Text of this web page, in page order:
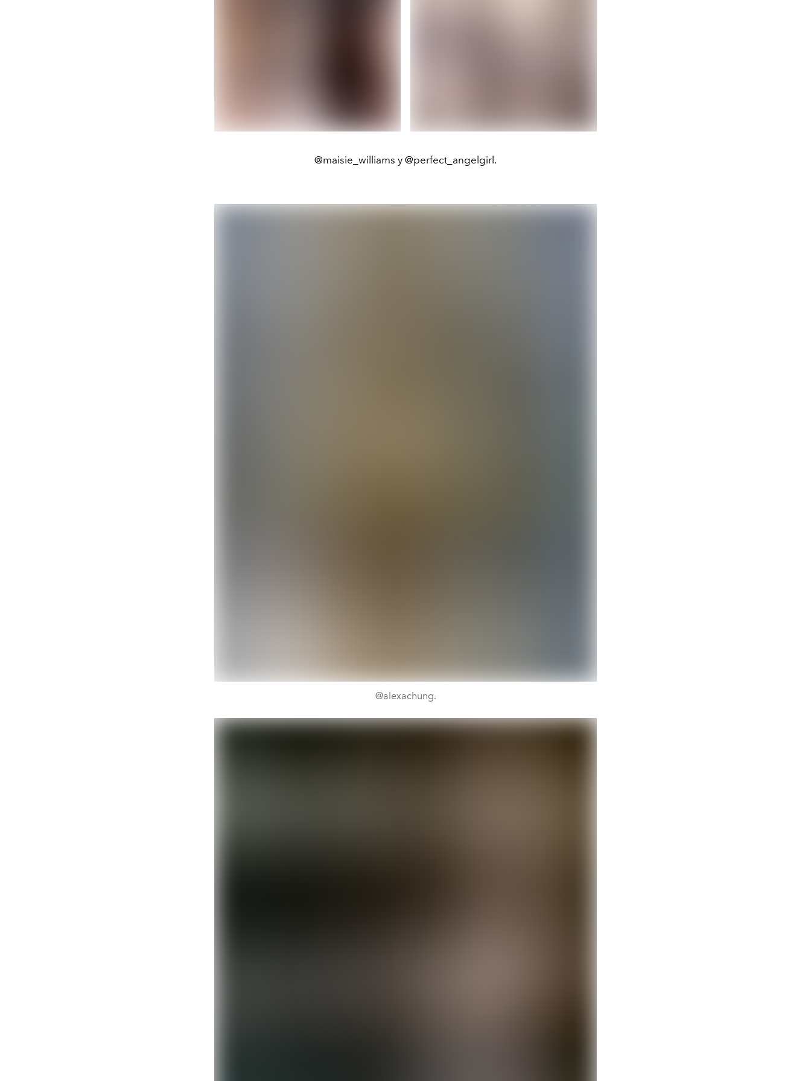
@maisie_williams y @perfect_angelgirl.
@alexachung.